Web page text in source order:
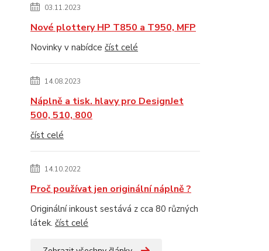
03.11.2023
Nové plottery HP T850 a T950, MFP
Novinky v nabídce číst celé
14.08.2023
Náplně a tisk. hlavy pro DesignJet
500, 510, 800
číst celé
14.10.2022
Proč používat jen originální náplně ?
Originální inkoust sestává z cca 80 různých
látek. číst celé